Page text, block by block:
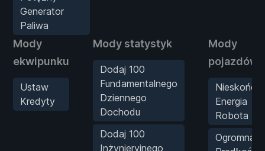
Generator
Paliwa
Mody
ekwipunku
Ustaw
Kredyty
Mody statystyk
Dodaj 100
Fundamentalnego
Dziennego
Dochodu
Dodaj 100
Inżynieryjnego
Mody
pojazdów
Energia
Robota
Ogromna